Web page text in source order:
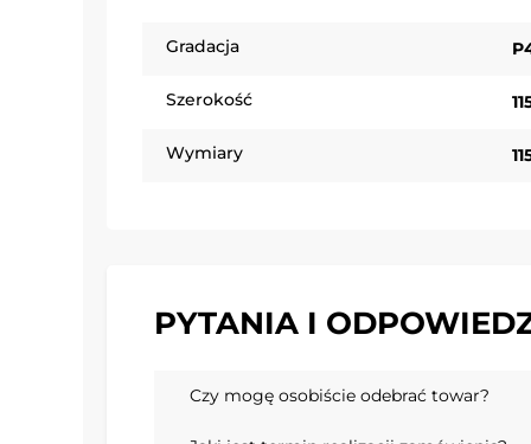
Gradacja
Szerokość
Wymiary
PYTANIA I
Czy mogę osobiście odebrać towar?